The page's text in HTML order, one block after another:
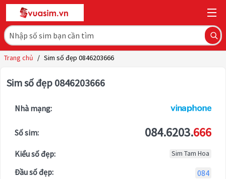
Trang chủ / Sim số đẹp 0846203666
Sim số đẹp 0846203666
Nhà mạng:
Số sim: 084.6203.666
Kiểu số đẹp: Sim Tam Hoa
Đầu số đẹp:
084